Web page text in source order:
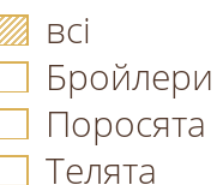
всі
Бройлери
Поросята
Телята